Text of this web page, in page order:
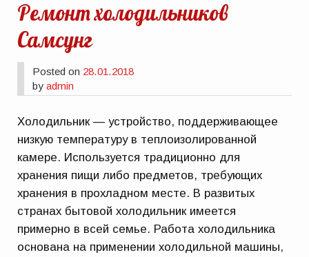
Ремонт холодильников
Самсунг
Posted on 28.01.2018
byadmin
Холодильник — устройство, поддерживающее
низкую температуру в теплоизолированной
камере. Используется традиционно для
хранения пищи либо предметов, требующих
хранения в прохладном месте. В развитых
странах бытовой холодильник имеется
примерно в всей семье. Работа холодильника
основана на применении холодильной машины,